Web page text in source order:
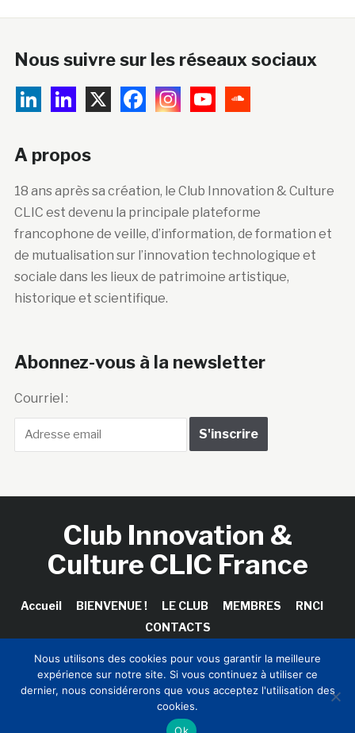
Nous suivre sur les réseaux sociaux
A propos
18 ans après sa création, le Club Innovation & Culture
CLIC est devenu la principale plateforme
francophone de veille, d’information, de formation et
de mutualisation sur l’innovation technologique et
sociale dans les lieux de patrimoine artistique,
historique et scientifique.
Abonnez-vous à la newsletter
Courriel :
Club Innovation &
Culture CLIC France
Accueil BIENVENUE ! LE CLUB MEMBRES
RNCI
CONTACTS
Copyright © 2026 Club Innovation & Culture CLIC France /
Sinapses Conseils
Nous utilisons des cookies pour vous garantir la meilleure
expérience sur notre site. Si vous continuez à utiliser ce
dernier, nous considérerons que vous acceptez l'utilisation des
cookies.
Ok